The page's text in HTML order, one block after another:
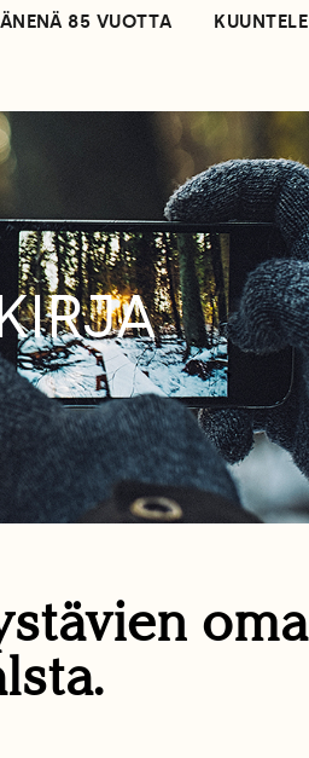
85 VUOTTA KUUNTELE
oma